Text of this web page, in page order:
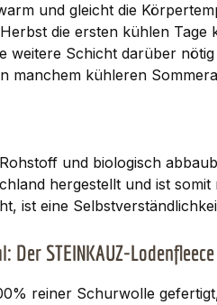
und gleicht die
die ersten kühlen
weitere Schicht darüber
manchem kühleren
und biologisch
hergestellt und ist
ist eine
STEINKAUZ-Lodenfleece
reiner Schurwolle